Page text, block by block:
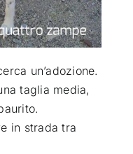
un’adozione.
taglia media,
in strada tra